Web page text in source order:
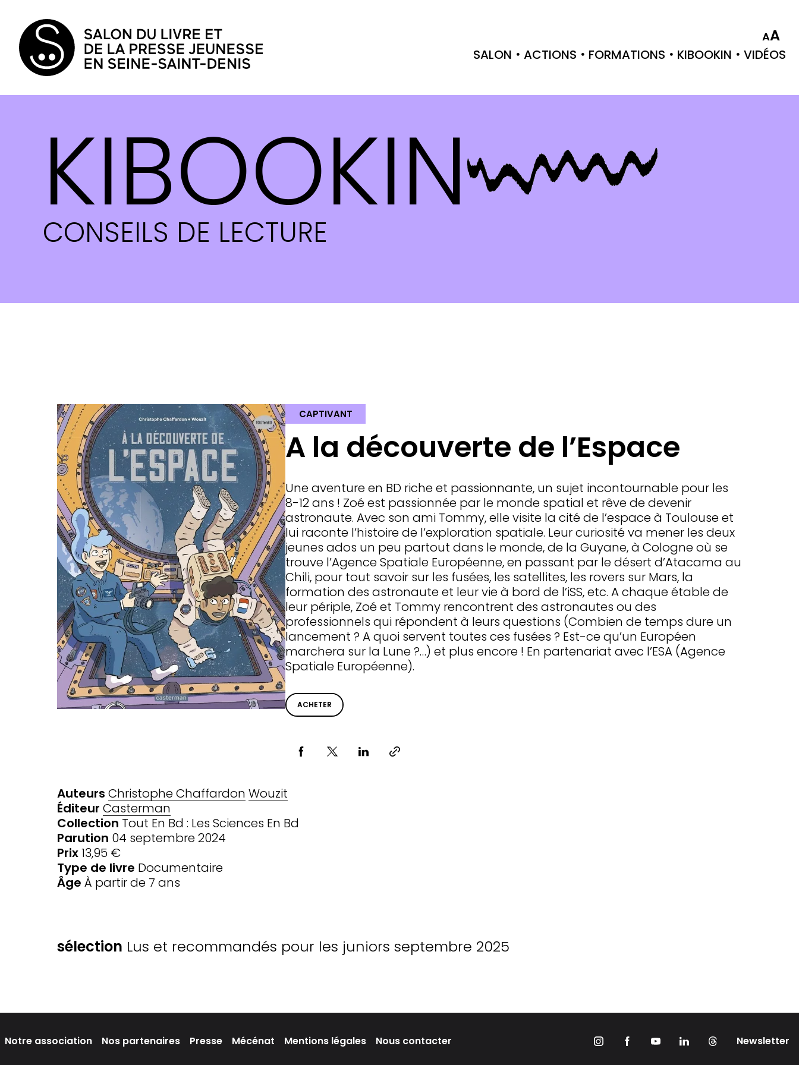
AA
SALON ACTIONS FORMATIONS KIBOOKIN VIDÉOS
KIBOOKIN
CONSEILS DE LECTURE
CAPTIVANT
A la découverte de l’Espace
Une aventure en BD riche et passionnante, un sujet incontournable pour les
8-12 ans ! Zoé est passionnée par le monde spatial et rêve de devenir
astronaute. Avec son ami Tommy, elle visite la cité de l’espace à Toulouse et
lui raconte l’histoire de l’exploration spatiale. Leur curiosité va mener les deux
jeunes ados un peu partout dans le monde, de la Guyane, à Cologne où se
trouve l’Agence Spatiale Européenne, en passant par le désert d’Atacama au
Chili, pour tout savoir sur les fusées, les satellites, les rovers sur Mars, la
formation des astronaute et leur vie à bord de l’iSS, etc. A chaque étable de
leur périple, Zoé et Tommy rencontrent des astronautes ou des
professionnels qui répondent à leurs questions (Combien de temps dure un
lancement ? A quoi servent toutes ces fusées ? Est-ce qu’un Européen
marchera sur la Lune ?…) et plus encore ! En partenariat avec l’ESA (Agence
Spatiale Européenne).
ACHETER
Partager via
Auteurs Christophe Chaffardon Wouzit
Éditeur Casterman
Collection Tout En Bd : Les Sciences En Bd
Parution 04 septembre 2024
Prix13,95 €
Type de livre Documentaire
Âge À partir de 7 ans
SÉLECTIONS
sélection Lus et recommandés pour les juniors septembre 2025
Notre association Nos partenaires Presse Mécénat Mentions légales Nous contacter Newsletter